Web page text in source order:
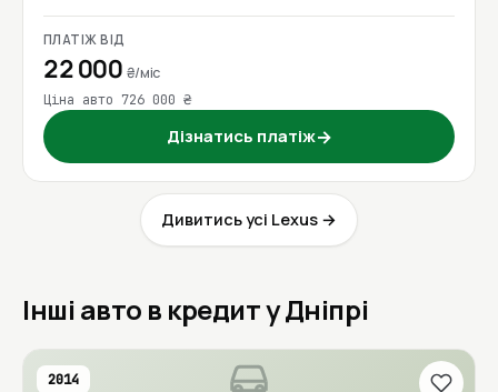
ПЛАТІЖ ВІД
22 000 ₴/міс
Ціна авто 726 000 ₴
Дізнатись платіж→
Дивитись усі Lexus →
Інші авто в кредит у Дніпрі
2014